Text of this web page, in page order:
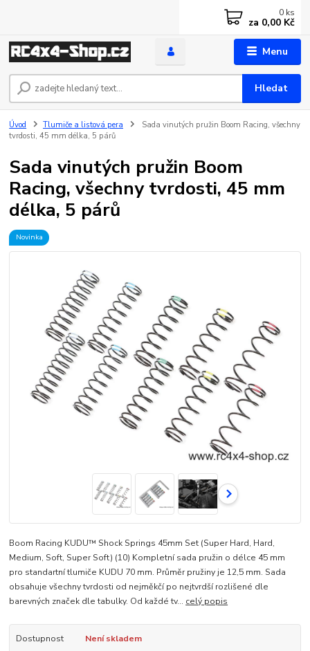
Menu
Hledat
0 ks
za 0,00 Kč
Úvod Tlumiče a listová pera
Sada vinutých pružin Boom Racing, všechny
tvrdosti, 45 mm délka, 5 párů
Sada vinutých pružin Boom
Racing, všechny tvrdosti, 45 mm
délka, 5 párů
Novinka
Boom Racing KUDU™ Shock Springs 45mm Set (Super Hard, Hard,
Medium, Soft, Super Soft) (10) Kompletní sada pružin o délce 45 mm
pro standartní tlumiče KUDU 70 mm. Průměr pružiny je 12,5 mm. Sada
obsahuje všechny tvrdosti od nejměkčí po nejtvrdší rozlišené dle
barevných značek dle tabulky. Od každé tv... celý popis
Dostupnost
Není skladem